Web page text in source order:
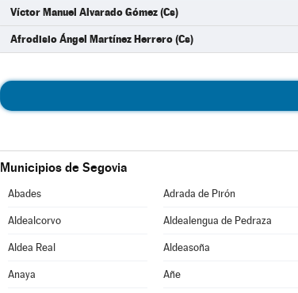
Víctor Manuel Alvarado Gómez (Cs)
Afrodisio Ángel Martínez Herrero (Cs)
Municipios de Segovia
Abades Adrada de Pirón
Aldealcorvo Aldealengua de Pedraza
Aldea Real Aldeasoña
Anaya Añe